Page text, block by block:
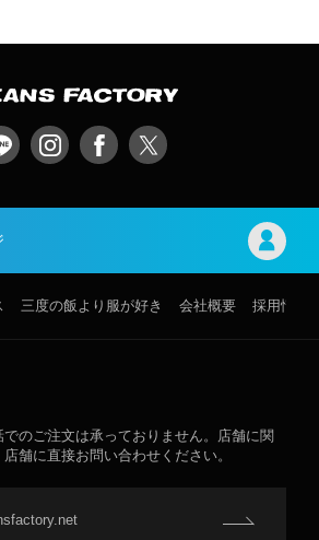
三度の飯より服が好き 会社概要 採用情報
のご注文は承っておりません。店舗に関
舗に直接お問い合わせください。